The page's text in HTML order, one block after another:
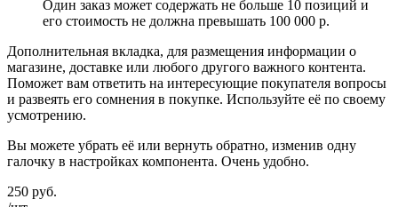
Один заказ может содержать не больше 10 позиций и
его стоимость не должна превышать 100 000 р.
Дополнительная вкладка, для размещения информации о
магазине, доставке или любого другого важного контента.
Поможет вам ответить на интересующие покупателя вопросы
и развеять его сомнения в покупке. Используйте её по своему
усмотрению.
Вы можете убрать её или вернуть обратно, изменив одну
галочку в настройках компонента. Очень удобно.
250 руб.